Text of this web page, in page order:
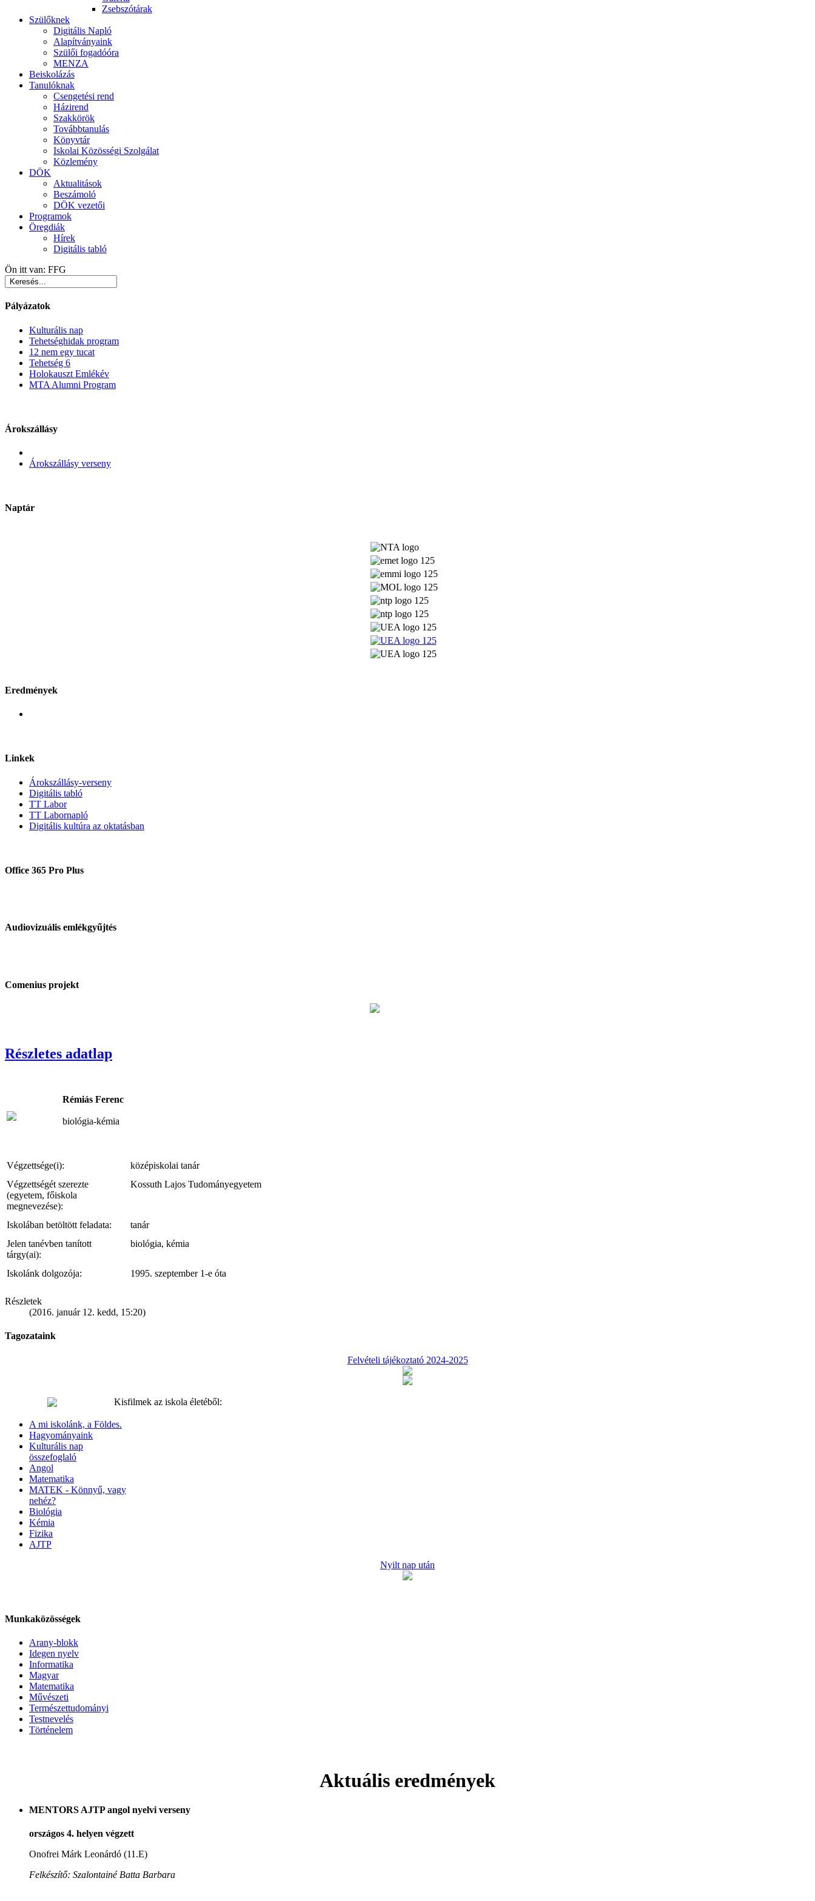
Zsebszótárak
Szülőknek
Digitális Napló
Alapítványaink
Szülői fogadóóra
MENZA
Beiskolázás
Tanulóknak
Csengetési rend
Házirend
Szakkörök
Továbbtanulás
Könyvtár
Iskolai Közösségi Szolgálat
Közlemény
DÖK
Aktualitások
Beszámoló
DÖK vezetői
Programok
Öregdiák
Hírek
Digitális tabló
Ön itt van: FFG
Pályázatok
Kulturális nap
Tehetséghidak program
12 nem egy tucat
Tehetség 6
Holokauszt Emlékév
MTA Alumni Program
Árokszállásy
Árokszállásy verseny
Naptár
Eredmények
Linkek
Árokszállásy-verseny
Digitális tabló
TT Labor
TT Labornapló
Digitális kultúra az oktatásban
Office 365 Pro Plus
Audiovizuális emlékgyűjtés
Comenius projekt
Részletes adatlap
Rémiás Ferenc
biológia-kémia
Végzettsége(i):
középiskolai tanár
Végzettségét szerezte
(egyetem, főiskola
megnevezése):
Kossuth Lajos Tudományegyetem
Iskolában betöltött feladata:
tanár
Jelen tanévben tanított
tárgy(ai):
biológia, kémia
Iskolánk dolgozója: 1995. szeptember 1-e óta
Részletek
(2016. január 12. kedd, 15:20)
Tagozataink
Felvételi tájékoztató 2024-2025
Kisfilmek az iskola életéből:
A mi iskolánk, a Földes.
Hagyományaink
Kulturális nap
összefoglaló
Angol
Matematika
MATEK - Könnyű, vagy
nehéz?
Biológia
Kémia
Fizika
AJTP
Nyilt nap után
Munkaközösségek
Arany-blokk
Idegen nyelv
Informatika
Magyar
Matematika
Művészeti
Természettudományi
Testnevelés
Történelem
Aktuális eredmények
MENTORS AJTP angol nyelvi verseny
országos 4. helyen végzett
Onofrei Márk Leonárdó (11.E)
Felkészítő: Szalontainé Batta Barbara